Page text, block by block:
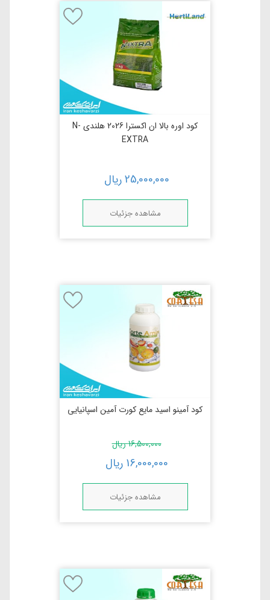
کود اوره بالا ان اکسترا 2026 هلندی N-
EXTRA
25,000,000ریال
مشاهده جزئیات
کود آمینو اسید مایع کورت آمین اسپانیایی
16,500,000ریال
16,000,000 ریال
مشاهده جزئیات